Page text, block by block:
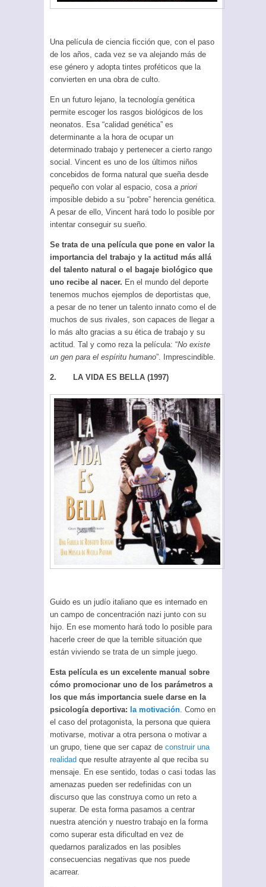
Una película de ciencia ficción que, con el paso
de los años, cada vez se va alejando más de
ese género y adopta tintes proféticos que la
convierten en una obra de culto.
En un futuro lejano, la tecnología genética
permite escoger los rasgos biológicos de los
neonatos. Esa “calidad genética” es
determinante a la hora de ocupar un
determinado trabajo y pertenecer a cierto rango
social. Vincent es uno de los últimos niños
concebidos de forma natural que sueña desde
pequeño con volar al espacio, cosa a priori
imposible debido a su “pobre” herencia genética.
A pesar de ello, Vincent hará todo lo posible por
intentar conseguir su sueño.
Se trata de una película que pone en valor la
importancia del trabajo y la actitud más allá
del talento natural o el bagaje biológico que
uno recibe al nacer. En el mundo del deporte
tenemos muchos ejemplos de deportistas que,
a pesar de no tener un talento innato como el de
muchos de sus rivales, son capaces de llegar a
lo más alto gracias a su ética de trabajo y su
actitud. Tal y como reza la película: “No existe
un gen para el espíritu humano”. Imprescindible.
2. LA VIDA ES BELLA (1997)
Guido es un judío italiano que es internado en
un campo de concentración nazi junto con su
hijo. En ese momento hará todo lo posible para
hacerle creer de que la terrible situación que
están viviendo se trata de un simple juego.
Esta película es un excelente manual sobre
cómo promocionar uno de los parámetros a
los que más importancia suele darse en la
psicología deportiva: la motivación. Como en
el caso del protagonista, la persona que quiera
motivarse, motivar a otra persona o motivar a
un grupo, tiene que ser capaz de construir una
realidad que resulte atrayente al que reciba su
mensaje. En ese sentido, todas o casi todas las
amenazas pueden ser redefinidas con un
discurso que las construya como un reto a
superar. De esta forma pasamos a centrar
nuestra atención y nuestro trabajo en la forma
como superar esta dificultad en vez de
quedarnos paralizados en las posibles
consecuencias negativas que nos puede
acarrear.